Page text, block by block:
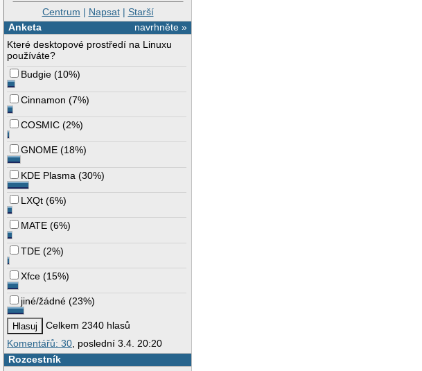
Centrum | Napsat| Starší
navrhněte »
Anketa
Které desktopové prostředí na Linuxu
používáte?
Budgie (10%)
Cinnamon (7%)
COSMIC (2%)
GNOME (18%)
KDE Plasma (30%)
LXQt (6%)
MATE (6%)
TDE (2%)
Xfce (15%)
jiné/žádné (23%)
Celkem 2340 hlasů
Komentářů: 30 , poslední 3.4. 20:20
Rozcestník